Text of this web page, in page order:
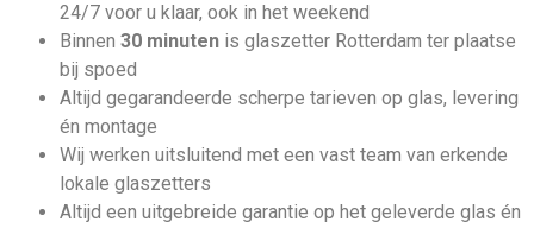
24/7 voor u klaar, ook in het weekend
Binnen 30 minuten is glaszetter Rotterdam ter plaatse
bij spoed
Altijd gegarandeerde scherpe tarieven op glas, levering
én montage
Wij werken uitsluitend met een vast team van erkende
lokale glaszetters
Altijd een uitgebreide garantie op het geleverde glas én